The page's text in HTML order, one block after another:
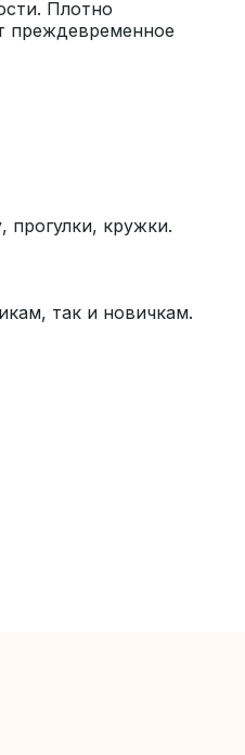
Плотно
преждевременное
так и новичкам.